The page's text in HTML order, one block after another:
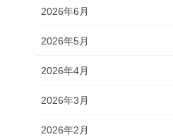
2026年6月
2026年5月
2026年4月
2026年3月
2026年2月